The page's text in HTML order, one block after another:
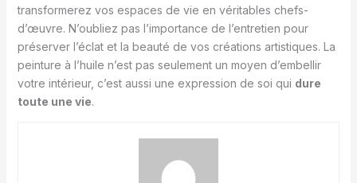
transformerez vos espaces de vie en véritables chefs-
d’œuvre. N’oubliez pas l’importance de l’entretien pour
préserver l’éclat et la beauté de vos créations artistiques. La
peinture à l’huile n’est pas seulement un moyen d’embellir
votre intérieur, c’est aussi une expression de soi qui dure
toute une vie.